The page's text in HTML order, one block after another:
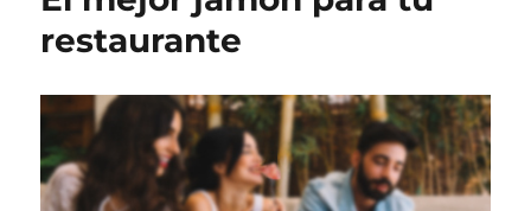
pata
negra:
demasiada
grasa?
restaurante